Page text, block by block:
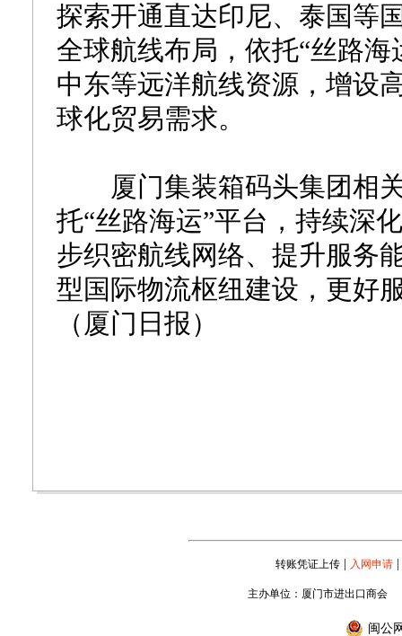
探索开通直达印尼、泰国等
全球航线布局，依托“丝路
中东等远洋航线资源，增设
球化贸易需求。
厦门集装箱码头集团相关
托“丝路海运”平台，持续深
步织密航线网络、提升服务
型国际物流枢纽建设，更好
（厦门日报）
转账凭证上传| 入网申请|
主办单位：厦门市进出口商
闽公